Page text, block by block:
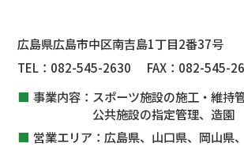
広島県広島市中区南吉島1丁目2番37号
TEL： 082-545-2630 FAX： 082-545-
事業内容： スポーツ施設の施工・維持管
公共施設の指定管理、 造園
営業エリア： 広島県、山口県、岡山県